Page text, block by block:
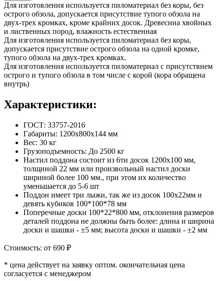
Для изготовления используется пиломатериал без коры, без
острого обзола, допускается присутствие тупого обзола на
двух-трех кромках, кроме крайних досок. Древесина хвойных
и лиственных пород, влажность естественная
Для изготовления используется пиломатериал без коры,
допускается присутствие острого обзола на одной кромке,
тупого обзола на двух-трех кромках.
Для изготовления используется пиломатериал с присутствием
острого и тупого обзола в том числе с корой (кора обращена
внутрь)
Характеристики:
ГОСТ: 33757-2016
Габариты: 1200х800х144 мм
Вес: 30 кг
Грузоподъемность: До 2500 кг
Настил поддона состоит из 6ти досок 1200x100 мм,
толщиной 22 мм или произвольный настил доски
шириной более 100 мм., при этом их количество
уменьшается до 5-6 шт
Поддон имеет три лыжи, так же из досок 100x22мм и
девять кубиков 100*100*78 мм
Поперечные доски 100*22*800 мм, отклонения размеров
деталей поддона не должны быть более: длина и ширина
доски и шашки - ±5 мм; высота доски и шашки - ±2 мм
Стоимость: от 690 ₽
* цена действует на заявку оптом. окончательная цена
согласуется с менеджером